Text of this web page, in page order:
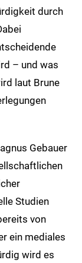
durch
– und was
laut Brune
Gebauer
Studien
von
ein mediales
wird es